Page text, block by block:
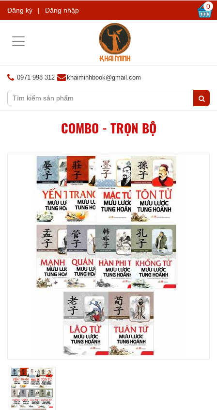
Đăng ký | Đăng nhập 0
Toggle
0971 998 312 khaiminhbook@gmail.com
COMBO - TRỌN BỘ